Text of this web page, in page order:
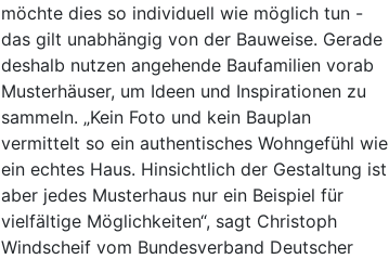
möchte dies so individuell wie möglich tun -
das gilt unabhängig von der Bauweise. Gerade
deshalb nutzen angehende Baufamilien vorab
Musterhäuser, um Ideen und Inspirationen zu
sammeln. „Kein Foto und kein Bauplan
vermittelt so ein authentisches Wohngefühl wie
ein echtes Haus. Hinsichtlich der Gestaltung ist
aber jedes Musterhaus nur ein Beispiel für
vielfältige Möglichkeiten“, sagt Christoph
Windscheif vom Bundesverband Deutscher